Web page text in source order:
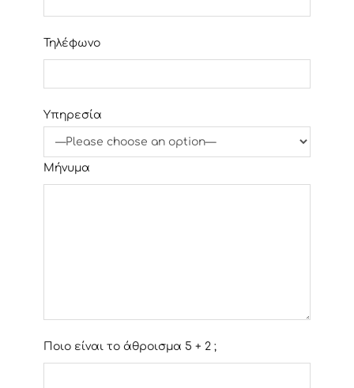
Τηλέφωνο
Υπηρεσία
Μήνυμα
Ποιο είναι το άθροισμα 5 + 2 ;